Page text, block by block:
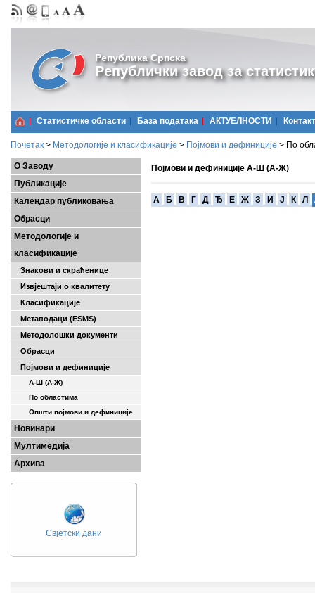
Република Српска
Републички завод за
Статистичке области Базa података АКТУЕЛНОСТИ Контакт
Почетак > Методологије и класификације > Појмови и дефиниције > По
О Заводу
Публикације
Календар публиковања
Обрасци
Методологије и
класификације
Знакови и скраћенице
Извјештаји о квалитету
Класификације
Метаподаци (ESMS)
Методолошки документи
Обрасци
Појмови и дефиниције
А-Ш (A-Ж)
По областима
Општи појмови и дефиниције
Новинари
Мултимедија
Архива
Свјетски дани
Појмови и дефиниције А-Ш (А-Ж)
A Б В Г Д Ђ Е Ж З И Ј К Л